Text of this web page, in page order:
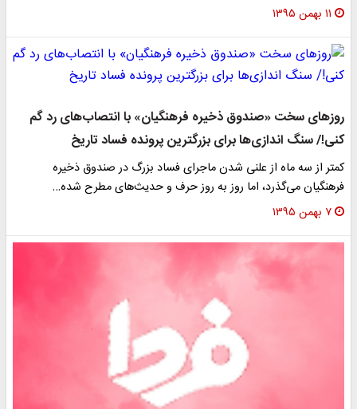
۱۱ بهمن ۱۳۹۵
سخت «صندوق ذخیره فرهنگیان» با انتصاب‌های رد گم
سنگ اندازی‌ها برای بزرگترین پرونده فساد تاریخ
از سه ماه از علنی شدن ماجرای فساد بزرگ در صندوق ذخیره
می‌گذرد، اما روز به روز حرف و حدیث‌های مطرح شده…
۷ بهمن ۱۳۹۵